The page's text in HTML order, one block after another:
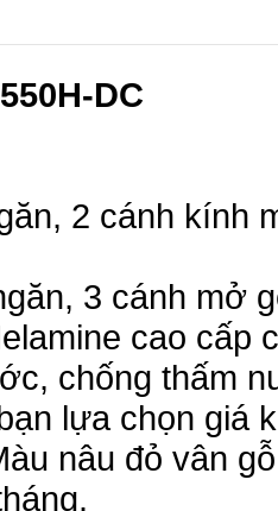
DC
2 cánh kính
3 cánh mở
cao cấp
chống thấm
lựa chọn giá
nâu đỏ vân